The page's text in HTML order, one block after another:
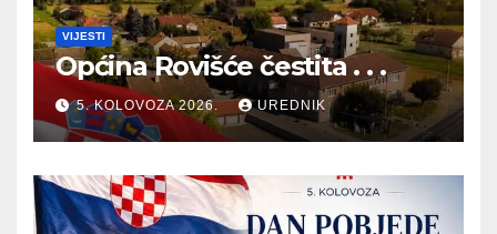
VIJESTI
Općina Rovišće čestita . . .
5. KOLOVOZA 2026. UREDNIK